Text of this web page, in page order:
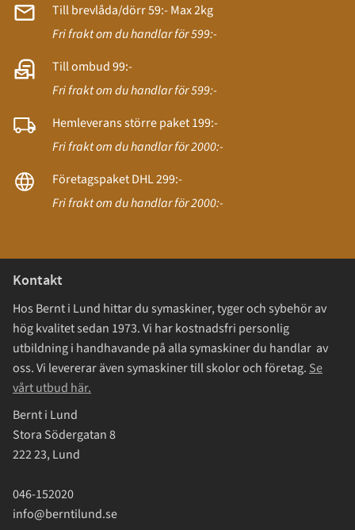
Till brevlåda/dörr 59:- Max 2kg
Fri frakt om du handlar för 599:-
Till ombud 99:-
Fri frakt om du handlar för 599:-
Hemleverans större paket 199:-
Fri frakt om du handlar för 2000:-
Företagspaket DHL 299:-
Fri frakt om du handlar för 2000:-
Kontakt
Hos Bernt i Lund hittar du symaskiner, tyger och sybehör av
hög kvalitet sedan 1973. Vi har kostnadsfri personlig
utbildning i handhavande på alla symaskiner du handlar av
oss. Vi levererar även symaskiner till skolor och företag. Se
vårt utbud här.
Bernt i Lund
Stora Södergatan 8
222 23, Lund
046-152020
info@berntilund.se